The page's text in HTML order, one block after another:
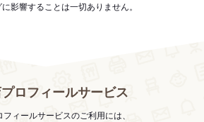
影響することは一切ありません。
ロフィールサービス
ィールサービスのご利用には、